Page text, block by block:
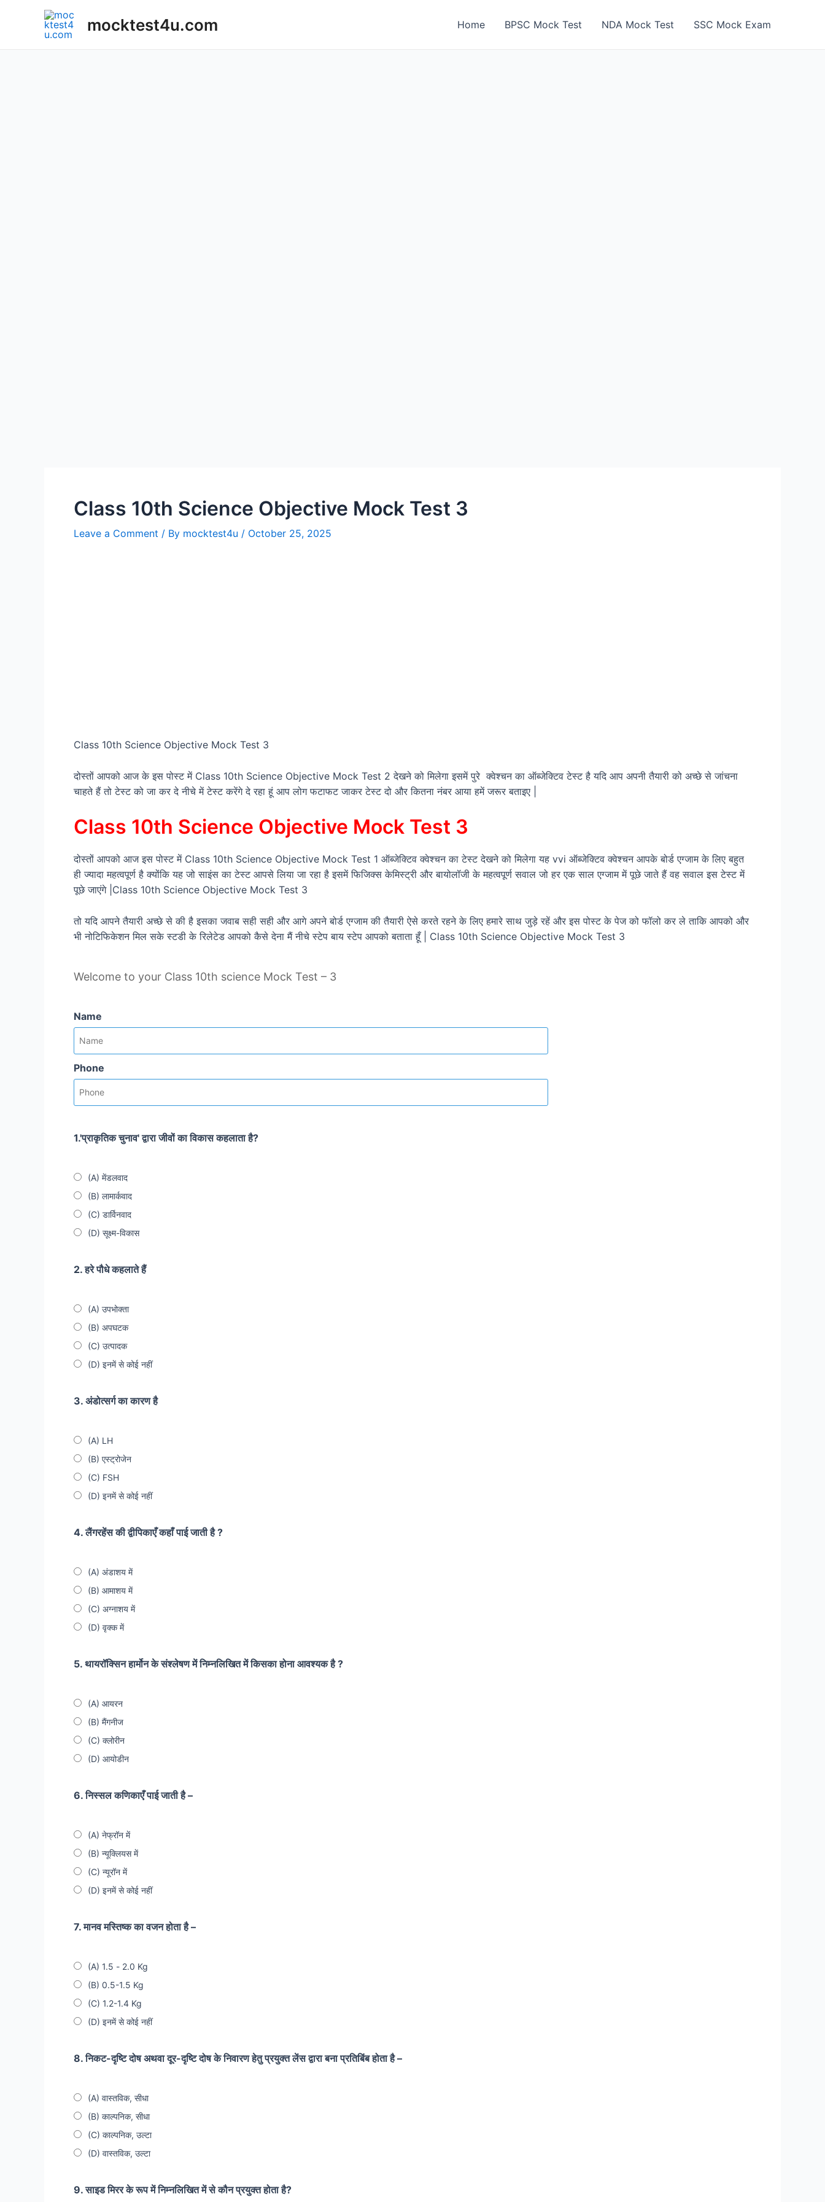
mocktest4u.com Home BPSC Mock Test NDA Mock Test SSC Mock Exam
Class 10th Science Objective Mock Test 3
Leave a Comment / By mocktest4u / October 25, 2025
Class 10th Science Objective Mock Test 3
दोस्तों आपको आज के इस पोस्ट में Class 10th Science Objective Mock Test 2 देखने को मिलेगा इसमें पुरे क्वेश्चन का ऑब्जेक्टिव टेस्ट है यदि आप अपनी तैयारी को अच्छे से जांचना
चाहते हैं तो टेस्ट को जा कर दे नीचे में टेस्ट करेंगे दे रहा हूं आप लोग फटाफट जाकर टेस्ट दो और कितना नंबर आया हमें जरूर बताइए |
Class 10th Science Objective Mock Test 3
दोस्तों आपको आज इस पोस्ट में Class 10th Science Objective Mock Test 1 ऑब्जेक्टिव क्वेश्चन का टेस्ट देखने को मिलेगा यह vvi ऑब्जेक्टिव क्वेश्चन आपके बोर्ड एग्जाम के लिए बहुत
ही ज्यादा महत्वपूर्ण है क्योंकि यह जो साइंस का टेस्ट आपसे लिया जा रहा है इसमें फिजिक्स केमिस्ट्री और बायोलॉजी के महत्वपूर्ण सवाल जो हर एक साल एग्जाम में पूछे जाते हैं वह सवाल इस टेस्ट में
पूछे जाएंगे |Class 10th Science Objective Mock Test 3
तो यदि आपने तैयारी अच्छे से की है इसका जवाब सही सही और आगे अपने बोर्ड एग्जाम की तैयारी ऐसे करते रहने के लिए हमारे साथ जुड़े रहें और इस पोस्ट के पेज को फॉलो कर ले ताकि आपको और
भी नोटिफिकेशन मिल सके स्टडी के रिलेटेड आपको कैसे देना मैं नीचे स्टेप बाय स्टेप आपको बताता हूँ | Class 10th Science Objective Mock Test 3
Welcome to your Class 10th science Mock Test – 3
Name
Phone
1.'प्राकृतिक चुनाव' द्वारा जीवों का विकास कहलाता है?
(A) मेंडलवाद
(B) लामार्कवाद
(C) डार्विनवाद
(D) सूक्ष्म-विकास
2. हरे पौधे कहलाते हैं
(A) उपभोक्ता
(B) अपघटक
(C) उत्पादक
(D) इनमें से कोई नहीं
3. अंडोत्सर्ग का कारण है
(A) LH
(B) एस्ट्रोजेन
(C) FSH
(D) इनमें से कोई नहीं
4. लैंगरहेंस की द्वीपिकाएँ कहाँ पाई जाती है ?
(A) अंडाशय में
(B) आमाशय में
(C) अग्नाशय में
(D) वृक्क में
5. थायरॉक्सिन हार्मोन के संश्लेषण में निम्नलिखित में किसका होना आवश्यक है ?
(A) आयरन
(B) मैंगनीज
(C) क्लोरीन
(D) आयोडीन
6. निस्सल कणिकाएँ पाई जाती है –
(A) नेफ्रॉन में
(B) न्यूक्लियस में
(C) न्यूरॉन में
(D) इनमें से कोई नहीं
7. मानव मस्तिष्क का वजन होता है –
(A) 1.5 - 2.0 Kg
(B) 0.5-1.5 Kg
(C) 1.2-1.4 Kg
(D) इनमें से कोई नहीं
8. निकट-दृष्टि दोष अथवा दूर-दृष्टि दोष के निवारण हेतु प्रयुक्त लेंस द्वारा बना प्रतिबिंब होता है –
(A) वास्तविक, सीधा
(B) काल्पनिक, सीधा
(C) काल्पनिक, उल्टा
(D) वास्तविक, उल्टा
9. साइड मिरर के रूप में निम्नलिखित में से कौन प्रयुक्त होता है?